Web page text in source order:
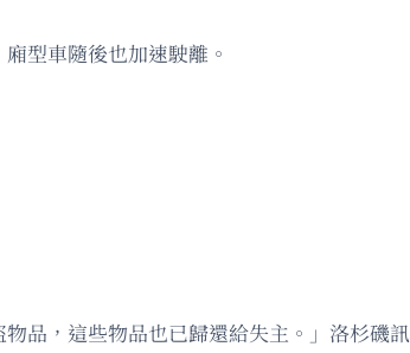
型車隨後也加速駛離。
品，這些物品也已歸還給失主。」洛杉磯訊